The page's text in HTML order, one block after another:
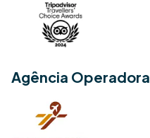
Agência Operadora